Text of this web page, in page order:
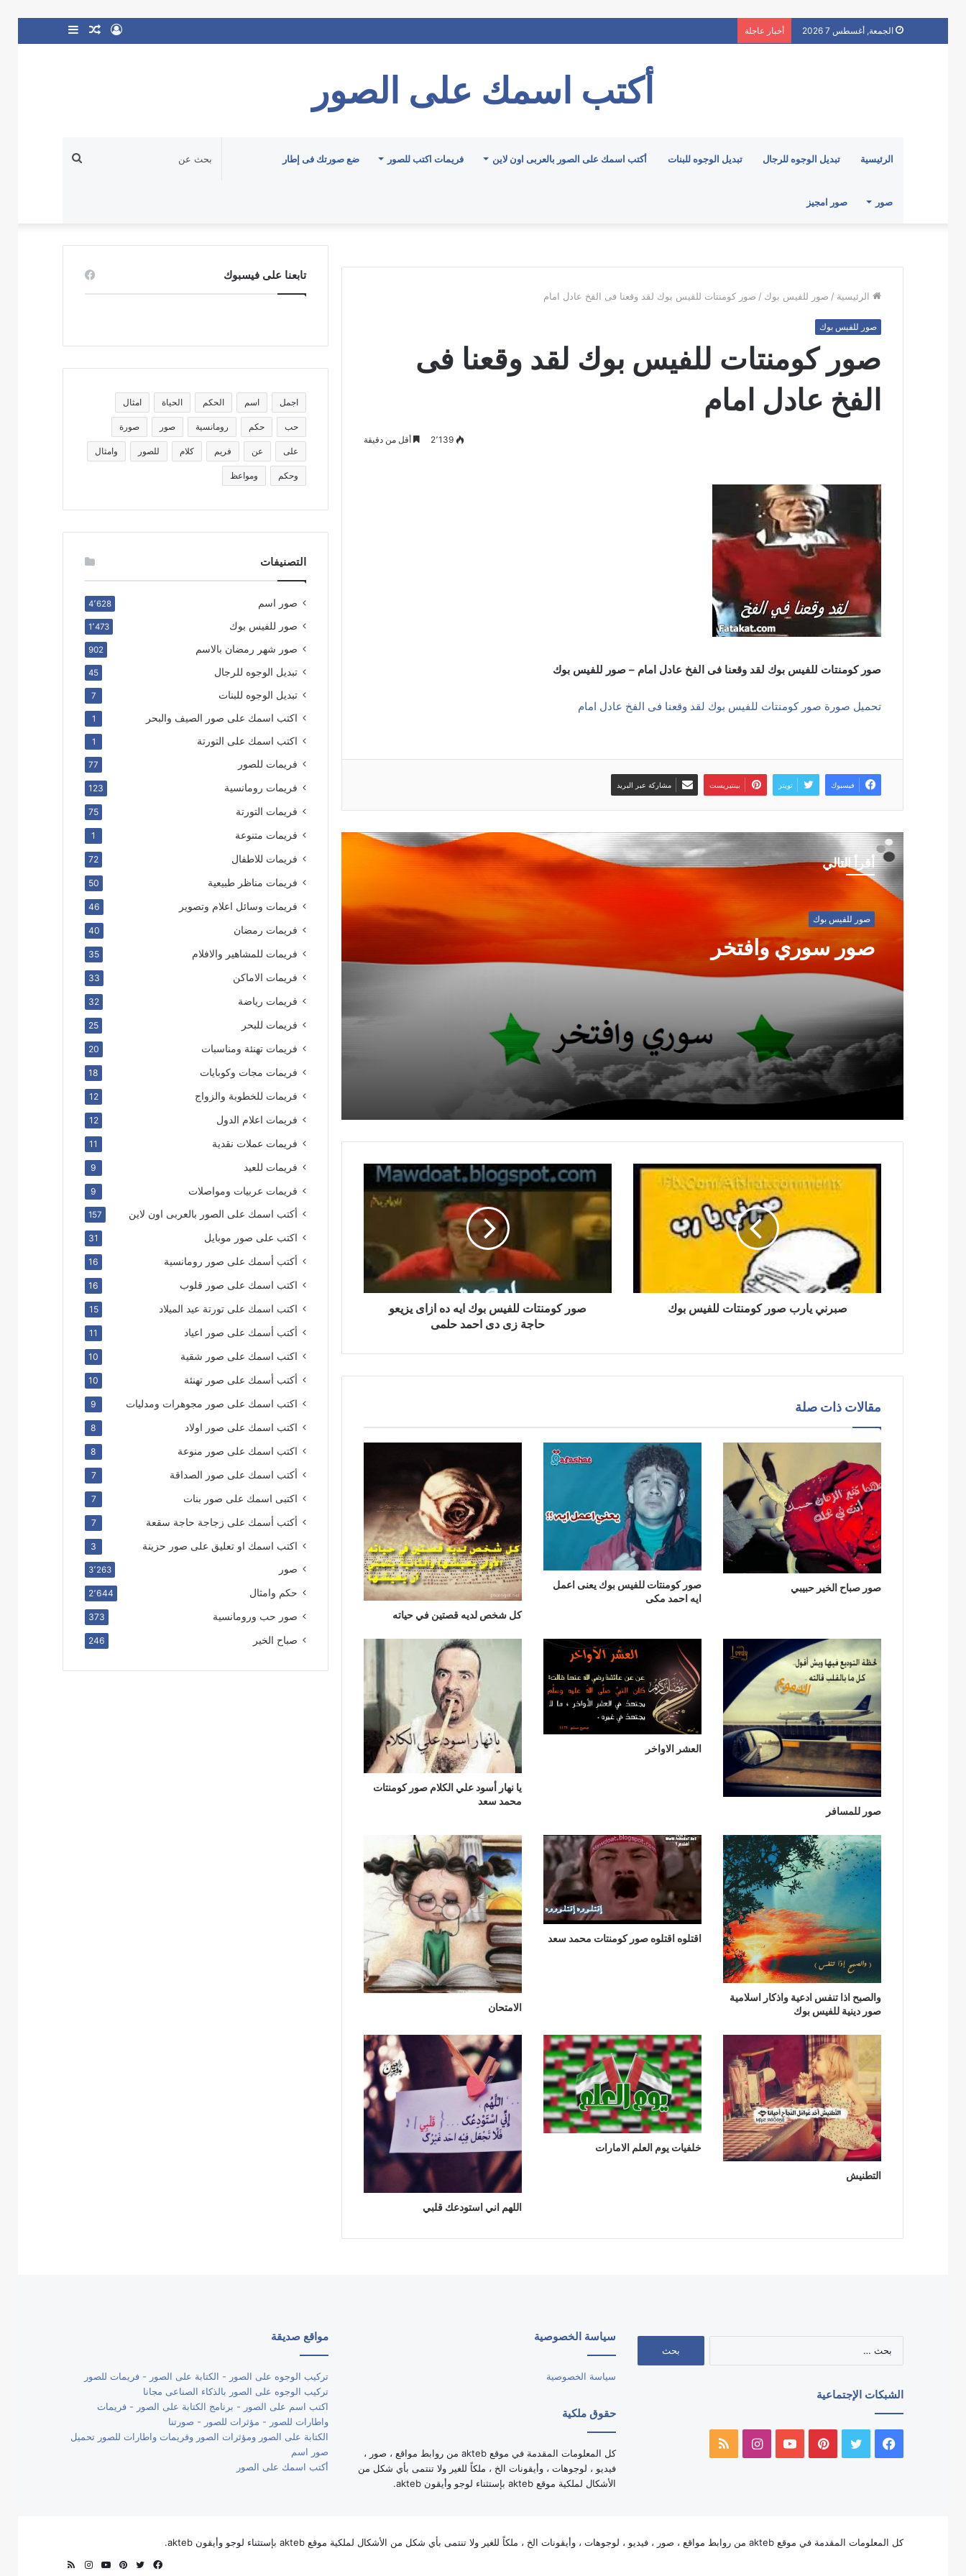
الجمعة, أغسطس 7 2026 أخبار عاجلة
إضافةمقالتسجيل
أكتب اسمك على الصور
الرئيسية تبديل الوجوه للرجال تبديل الوجوه للبنات أكتب اسمك على الصور بالعربى اون لاين فريمات اكتب للصور ضع صورتك فى إطار
صور صور امجيز
بحث
الرئيسية / صور للفيس بوك / صور كومنتات للفيس بوك لقد وقعنا فى الفخ عادل امام
صور للفيس بوك
صور كومنتات للفيس بوك لقد وقعنا فى
الفخ عادل امام
2٬139 أقل من دقيقة
صور كومنتات للفيس بوك لقد وقعنا فى الفخ عادل امام – صور للفيس بوك
تحميل صورة صور كومنتات للفيس بوك لقد وقعنا فى الفخ عادل امام
فيسبوك تويتر بينتيريست مشاركة عبر البريد
أقرأ التالي
صور للفيس بوك
صور سوري وافتخر
امساكية شهر رمضان لعام 2019 ستوكهولم
رمضان احلى مع ولادي
صبرني يارب صور كومنتات للفيس بوك
صور كومنتات للفيس بوك ايه ده ازاى يزيعو
حاجة زى دى احمد حلمى
مقالات ذات صلة
صور صباح الخير حبيبي
صور كومنتات للفيس بوك يعنى اعمل
ايه احمد مكى
كل شخص لديه قصتين في حياته
صور للمسافر
العشر الاواخر
يا نهار أسود علي الكلام صور كومنتات
محمد سعد
والصبح اذا تنفس ادعية واذكار اسلامية
صور دينية للفيس بوك
اقتلوه اقتلوه صور كومنتات محمد سعد
الامتحان
التطنيش
خلفيات يوم العلم الامارات
اللهم اني استودعك قلبي
تابعنا على فيسبوك
اجمل اسم الحكم الحياة امثال
حب حكم رومانسية صور صورة
على عن فريم كلام للصور وامثال
وحكم ومواعظ
التصنيفات
صور اسم 4٬628
صور للفيس بوك 1٬473
صور شهر رمضان بالاسم 902
تبديل الوجوه للرجال 45
تبديل الوجوه للبنات 7
اكتب اسمك على صور الصيف والبحر 1
اكتب اسمك على التورتة 1
فريمات للصور 77
فريمات رومانسية 123
فريمات التورتة 75
فريمات متنوعة 1
فريمات للاطفال 72
فريمات مناظر طبيعية 50
فريمات وسائل اعلام وتصوير 46
فريمات رمضان 40
فريمات للمشاهير والافلام 35
فريمات الاماكن 33
فريمات رياضة 32
فريمات للبحر 25
فريمات تهنئة ومناسبات 20
فريمات مجات وكوبايات 18
فريمات للخطوبة والزواج 12
فريمات اعلام الدول 12
فريمات عملات نقدية 11
فريمات للعيد 9
فريمات عربيات ومواصلات 9
أكتب اسمك على الصور بالعربى اون لاين 157
اكتب على صور موبايل 31
أكتب أسمك على صور رومانسية 16
اكتب اسمك على صور قلوب 16
اكتب اسمك على تورتة عيد الميلاد 15
أكتب أسمك على صور اعياد 11
اكتب اسمك على صور شقية 10
أكتب أسمك على صور تهنئة 10
اكتب اسمك على صور مجوهرات ومدليات 9
اكتب اسمك على صور اولاد 8
اكتب اسمك على صور منوعة 8
أكتب اسمك على صور الصداقة 7
اكتبى اسمك على صور بنات 7
أكتب أسمك على زجاجة حاجة سقعة 7
اكتب اسمك او تعليق على صور حزينة 3
صور 3٬263
حكم وامثال 2٬644
صور حب ورومانسية 373
صباح الخير 246
الشبكات الإجتماعية
فيسبوك تويتر بينتيريستيوتيوبانستقرامملخص
سياسة الخصوصية
سياسة الخصوصية
حقوق ملكية
كل المعلومات المقدمة في موقع akteb من روابط مواقع ، صور ،
فيديو ، لوجوهات ، وأيقونات الخ ، ملكاً للغير ولا تنتمى بأي شكل من
الأشكال لملكية موقع akteb بإستثناء لوجو وأيقون akteb.
مواقع صديقة
تركيب الوجوه على الصور - الكتابة على الصور - فريمات للصور
تركيب الوجوه على الصور بالذكاء الصناعى مجانا
اكتب اسم على الصور - برنامج الكتابة على الصور - فريمات
واطارات للصور - مؤثرات للصور - صورتنا
الكتابة على الصور ومؤثرات الصور وفريمات واطارات للصور تحميل
صور اسم
أكتب اسمك على الصور
كل المعلومات المقدمة في موقع akteb من روابط مواقع ، صور ، فيديو ، لوجوهات ، وأيقونات الخ ، ملكاً للغير ولا تنتمى بأي شكل من الأشكال لملكية موقع akteb بإستثناء لوجو وأيقون akteb.
فيسبوك
تويتربينتيريست
يوتيوبانستقرام
ملخص